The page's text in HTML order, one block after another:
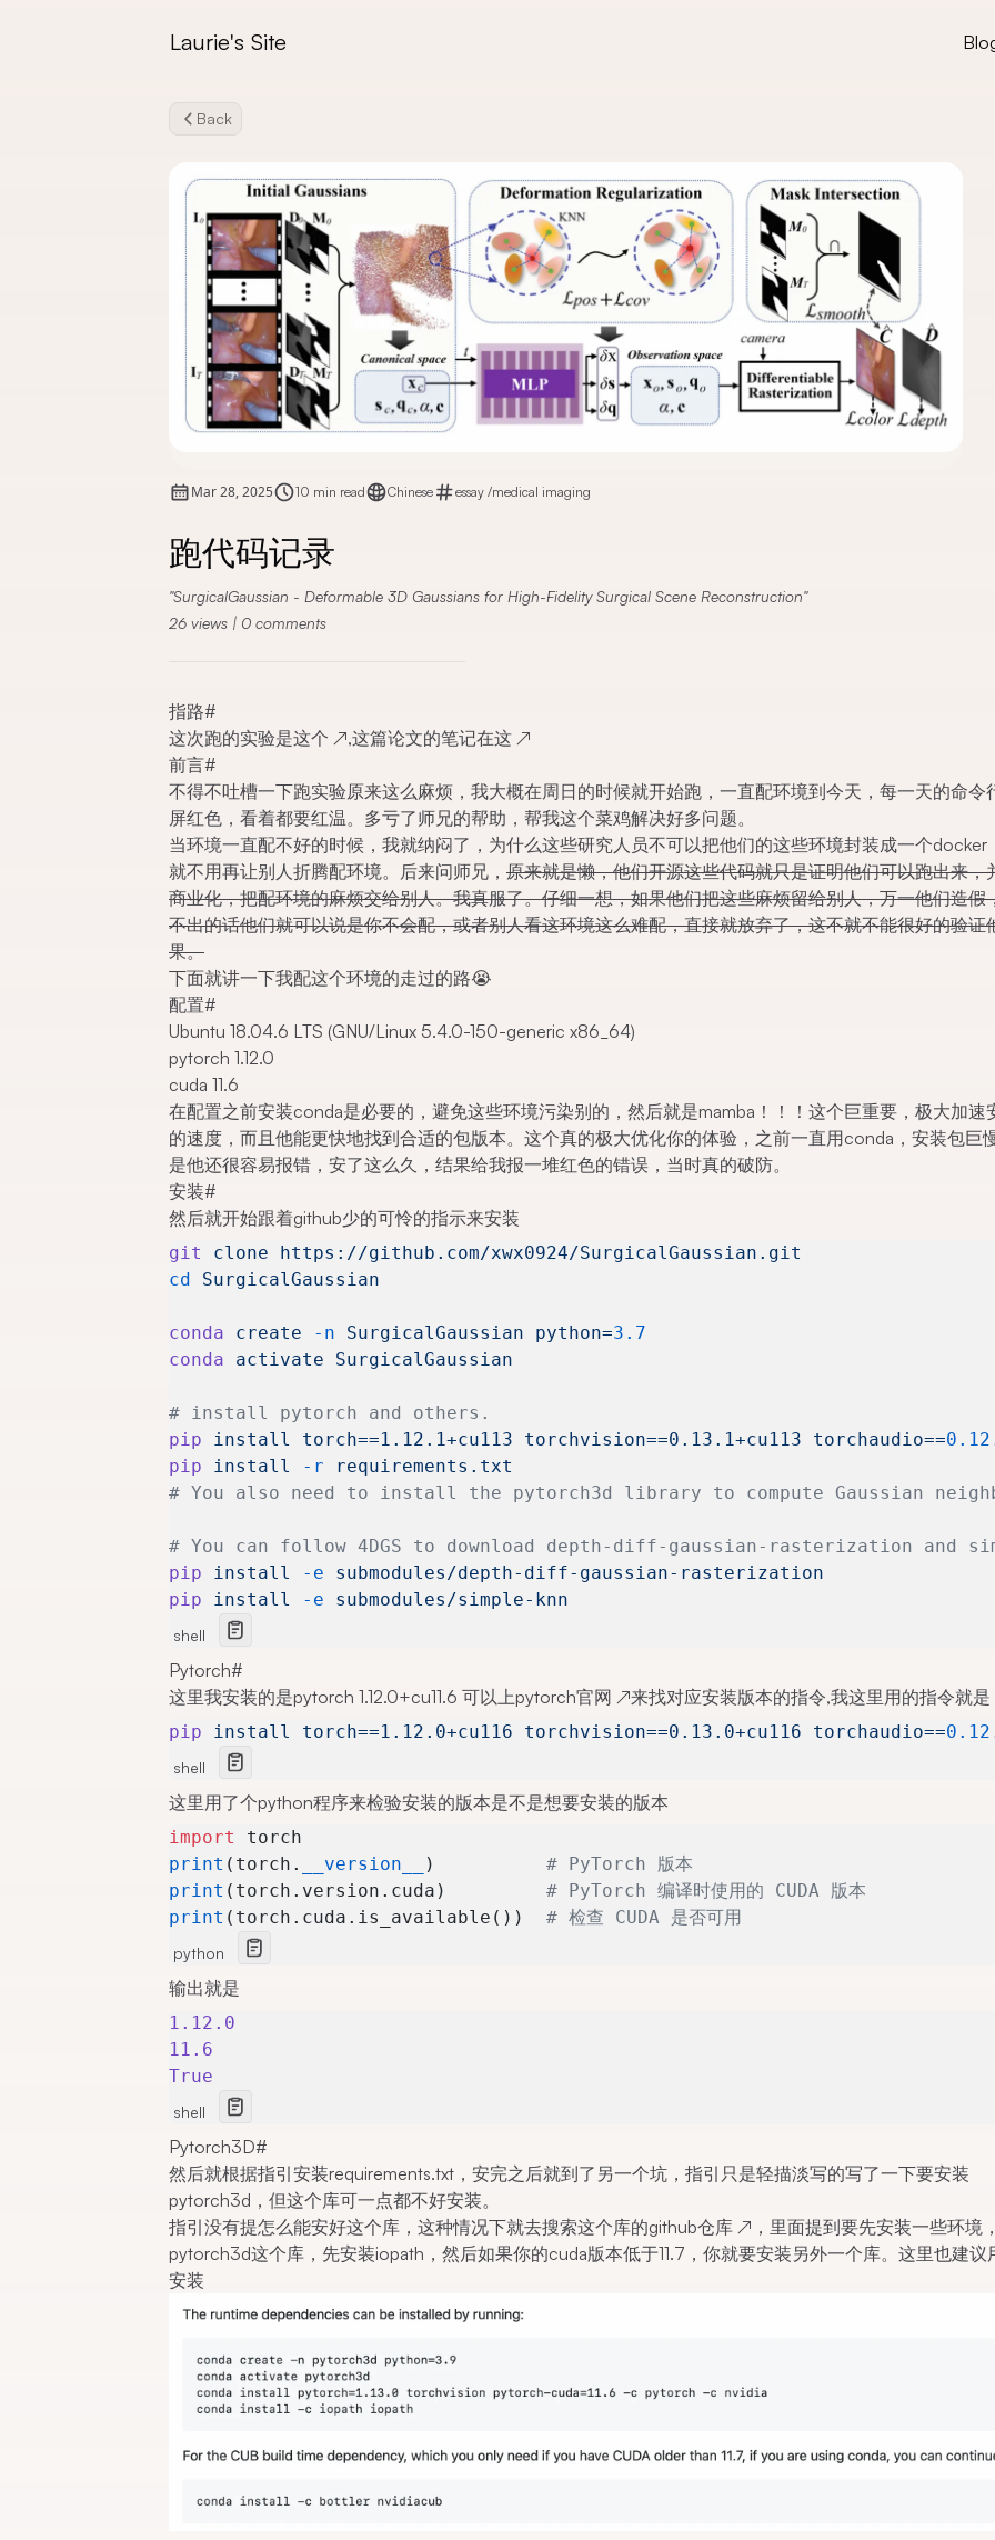
Laurie's Site
Back
Mar 28, 2025 10 min read Chinese essay /medical imaging
跑代码记录
SurgicalGaussian - Deformable 3D Gaussians for High-Fidelity Surgical Scene Reconstruction
26 views | 0 comments
指路#
这次跑的实验是这个 ↗,这篇论文的笔记在这 ↗
前言#
不得不吐槽一下跑实验原来这么麻烦，我大概在周日的时候就开始跑，一直配环境到今天，每一天的命令
屏红色，看着都要红温。多亏了师兄的帮助，帮我这个菜鸡解决好多问题。
当环境一直配不好的时候，我就纳闷了，为什么这些研究人员不可以把他们的这些环境封装成一个docker
就不用再让别人折腾配环境。后来问师兄， 原来就是懒，他们开源这些代码就只是证明他们可以跑出来，
商业化，把配环境的麻烦交给别人。我真服了。仔细一想，如果他们把这些麻烦留给别人，万一他们造假
不出的话他们就可以说是你不会配，或者别人看这环境这么难配，直接就放弃了，这不就不能很好的验证
果。
下面就讲一下我配这个环境的走过的路😭
配置#
Ubuntu 18.04.6 LTS (GNU/Linux 5.4.0-150-generic x86_64)
pytorch 1.12.0
cuda 11.6
在配置之前安装conda是必要的，避免这些环境污染别的，然后就是mamba！！！这个巨重要，极大加速
的速度，而且他能更快地找到合适的包版本。这个真的极大优化你的体验，之前一直用conda，安装包巨
是他还很容易报错，安了这么久，结果给我报一堆红色的错误，当时真的破防。
安装#
然后就开始跟着github少的可怜的指示来安装
git clone https://github.com/xwx0924/SurgicalGaussian.git
cd SurgicalGaussian
conda create -n SurgicalGaussian python=3.7
conda activate SurgicalGaussian
# install pytorch and others.
pip install torch==1.12.1+cu113 torchvision==0.13.1+cu113 torchaudio==
pip install -r requirements.txt
# You also need to install the pytorch3d library to compute Gaussian
# You can follow 4DGS to download depth-diff-gaussian-rasterization and
pip install -e submodules/depth-diff-gaussian-rasterization
pip install -e submodules/simple-knn
shell
Pytorch#
这里我安装的是pytorch 1.12.0+cu11.6 可以上pytorch官网 ↗来找对应安装版本的指令,我这里用的指令就是
pip install torch==1.12.0+cu116 torchvision==0.13.0+cu116 torchaudio==
shell
这里用了个python程序来检验安装的版本是不是想要安装的版本
import
torch
print (torch. __version__ ) # PyTorch 版本
print (torch.version.cuda) # PyTorch 编译时使用的 CUDA 版本
print (torch.cuda.is_available()) # 检查 CUDA 是否可用
python
输出就是
1.12.0
11.6
True
shell
Pytorch3D#
然后就根据指引安装requirements.txt，安完之后就到了另一个坑，指引只是轻描淡写的写了一下要安装
pytorch3d，但这个库可一点都不好安装。
指引没有提怎么能安好这个库，这种情况下就去搜索这个库的github仓库 ↗ ，里面提到要先安装一些环境
pytorch3d这个库，先安装iopath，然后如果你的cuda版本低于11.7，你就要安装另外一个库。这里也建议
安装